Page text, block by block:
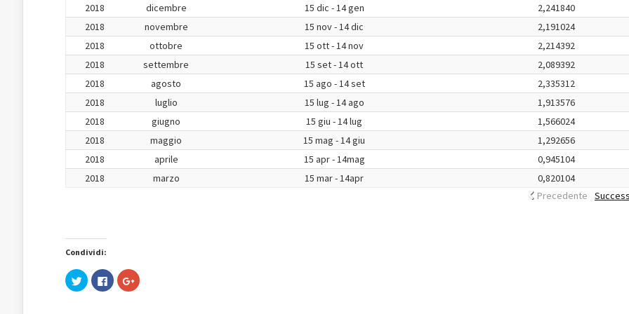
2018 dicembre 15 dic - 14 gen
2,241840
2018
novembre 15 nov - 14 dic
2,191024
2018
ottobre 15 ott - 14 nov
2,214392
2018
settembre 15 set - 14 ott
2,089392
2018
agosto 15 ago - 14 set
2,335312
2018
luglio 15 lug - 14 ago
1,913576
2018
giugno 15 giu - 14 lug
1,566024
2018
maggio 15 mag - 14 giu
1,292656
2018
aprile 15 apr - 14mag
0,945104
2018
marzo 15 mar - 14apr
0,820104
Precedente
Condividi:
Fai
clic
Fai
clic
Fai
clic